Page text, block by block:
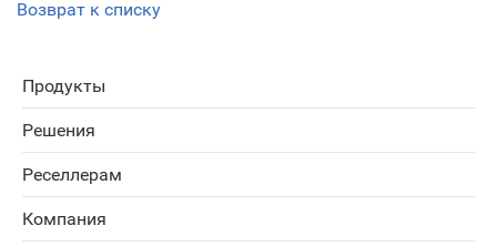
Возврат к списку
Продукты
Решения
Реселлерам
Компания